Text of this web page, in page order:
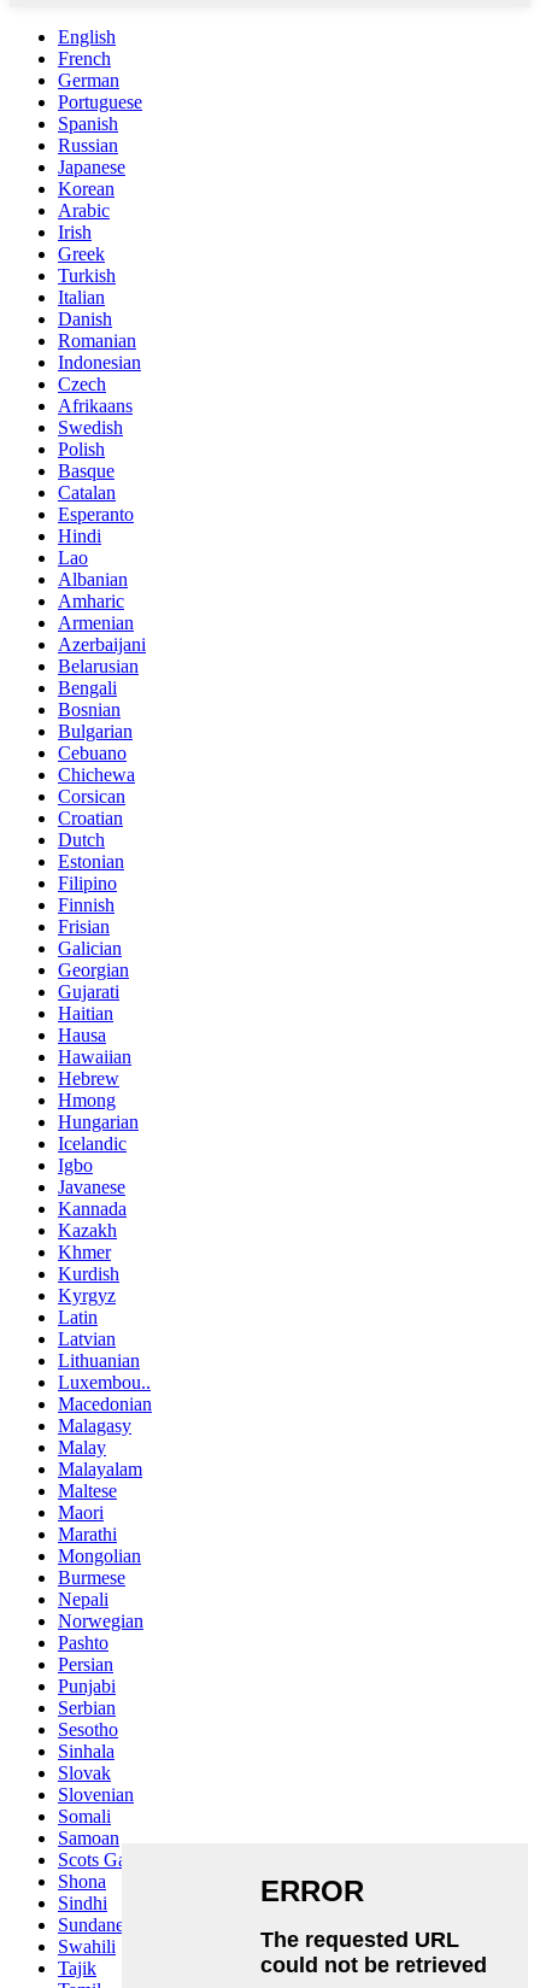
English
French
German
Portuguese
Spanish
Russian
Japanese
Korean
Arabic
Irish
Greek
Turkish
Italian
Danish
Romanian
Indonesian
Czech
Afrikaans
Swedish
Polish
Basque
Catalan
Esperanto
Hindi
Lao
Albanian
Amharic
Armenian
Azerbaijani
Belarusian
Bengali
Bosnian
Bulgarian
Cebuano
Chichewa
Corsican
Croatian
Dutch
Estonian
Filipino
Finnish
Frisian
Galician
Georgian
Gujarati
Haitian
Hausa
Hawaiian
Hebrew
Hmong
Hungarian
Icelandic
Igbo
Javanese
Kannada
Kazakh
Khmer
Kurdish
Kyrgyz
Latin
Latvian
Lithuanian
Luxembou..
Macedonian
Malagasy
Malay
Malayalam
Maltese
Maori
Marathi
Mongolian
Burmese
Nepali
Norwegian
Pashto
Persian
Punjabi
Serbian
Sesotho
Sinhala
Slovak
Slovenian
Somali
Samoan
Scots Gaelic
Shona
Sindhi
Sundanese
Swahili
Tajik